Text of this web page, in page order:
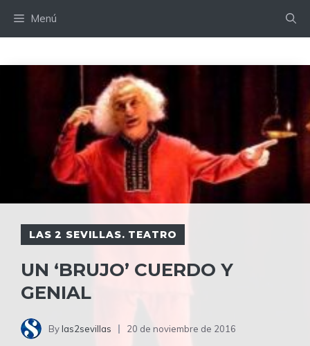
Menú
LAS 2 SEVILLAS. TEATRO
UN ‘BRUJO’ CUERDO Y
GENIAL
By las2sevillas 20 de noviembre de 2016